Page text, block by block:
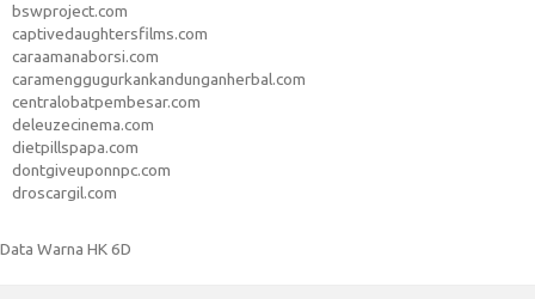
bswproject.com
captivedaughtersfilms.com
caraamanaborsi.com
caramenggugurkankandunganherbal.com
centralobatpembesar.com
deleuzecinema.com
dietpillspapa.com
dontgiveuponnpc.com
droscargil.com
Data Warna HK 6D